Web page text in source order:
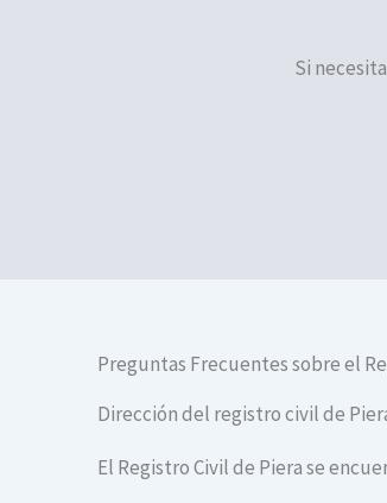
Si
Preguntas Frecuentes sobre el
Dirección del registro civil de
El Registro Civil de Piera se